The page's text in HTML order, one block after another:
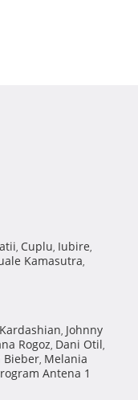
, Cuplu, Iubire,
Kamasutra,
, Johnny
Rogoz, Dani Otil,
Bieber, Melania
Antena 1